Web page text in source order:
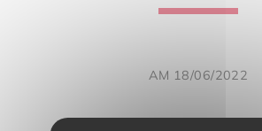
AM 18/06/2022